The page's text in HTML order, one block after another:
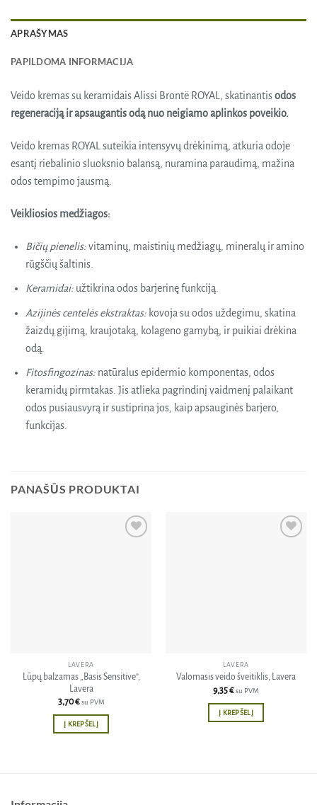
APRAŠYMAS
PAPILDOMA INFORMACIJA
Veido kremas su keramidais Alissi Brontë ROYAL, skatinantisodos
regeneraciją ir apsaugantis odą nuo neigiamo aplinkos poveikio.
Veido kremas ROYAL suteikia intensyvų drėkinimą, atkuria odoje
esantį riebalinio sluoksnio balansą, nuramina paraudimą, mažina
odos tempimo jausmą.
Veikliosios medžiagos:
Bičių pienelis:vitaminų, maistinių medžiagų, mineralų ir amino
rūgščių šaltinis.
Keramidai:užtikrina odos barjerinę funkciją.
Azijinės centelės ekstraktas:kovoja su odos uždegimu, skatina
žaizdų gijimą, kraujotaką, kolageno gamybą, ir puikiai drėkina
odą.
Fitosfingozinas:natūralus epidermio komponentas, odos
keramidų pirmtakas. Jis atlieka pagrindinį vaidmenį palaikant
odos pusiausvyrą ir sustiprina jos, kaip apsauginės barjero,
funkcijas.
PANAŠŪS PRODUKTAI
LAVERA
Lūpų balzamas „Basis Sensitive”,
Lavera
3,70€ su PVM
Į KREPŠELĮ
LAVERA
Valomasis veido šveitiklis, Lavera
9,35€su PVM
Į KREPŠELĮ